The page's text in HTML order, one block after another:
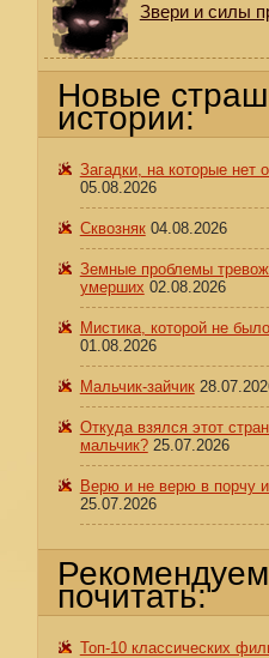
Звери и силы
Новые
истории:
Загадки, на которые нет
05.08.2026
Сквозняк 04.08.2026
Земные проблемы
умерших 02.08.2026
Мистика, которой не было
01.08.2026
Мальчик-зайчик
Откуда взялся этот
мальчик? 25.07.2026
Верю и не верю в порчу и
25.07.2026
Рекомендуем
почитать:
Топ-10 классических